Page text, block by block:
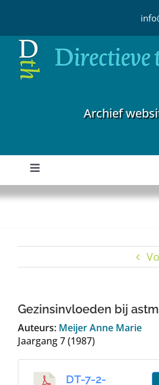
inhoud
Archief
Toggle
Navigation
Home
TDT Overzicht
Over Dth
Gezinsinvloeden bij
Auteurs: Meijer Anne Marie
Jaargang 7 (1987)
DT-7-2-